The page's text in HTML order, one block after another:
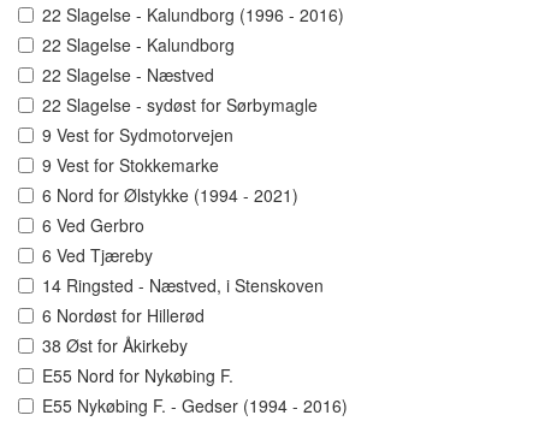
22 Slagelse - Kalundborg (1996 - 2016)
22 Slagelse - Kalundborg
22 Slagelse - Næstved
22 Slagelse - sydøst for Sørbymagle
9 Vest for Sydmotorvejen
9 Vest for Stokkemarke
6 Nord for Ølstykke (1994 - 2021)
6 Ved Gerbro
6 Ved Tjæreby
14 Ringsted - Næstved, i Stenskoven
6 Nordøst for Hillerød
38 Øst for Åkirkeby
E55 Nord for Nykøbing F.
E55 Nykøbing F. - Gedser (1994 - 2016)